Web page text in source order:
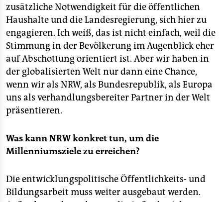
zusätzliche Notwendigkeit für die öffentlichen
Haushalte und die Landesregierung, sich hier zu
engagieren. Ich weiß, das ist nicht einfach, weil die
Stimmung in der Bevölkerung im Augenblick eher
auf Abschottung orientiert ist. Aber wir haben in
der globalisierten Welt nur dann eine Chance,
wenn wir als NRW, als Bundesrepublik, als Europa
uns als verhandlungsbereiter Partner in der Welt
präsentieren.
Was kann NRW konkret tun, um die
Millenniumsziele zu erreichen?
Die entwicklungspolitische Öffentlichkeits- und
Bildungsarbeit muss weiter ausgebaut werden.